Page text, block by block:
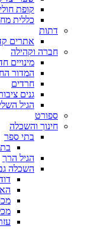
קופת
כללית
דתות
אתרים
חברה וקהילה
מינויים
המדור
חרדים
גנים
הגיל
ספורט
חינוך והשכלה
בתי ספר
הגיל הרך
השכלה